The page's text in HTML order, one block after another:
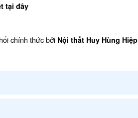
tại đây
chính thức bởi Nội thất Huy Hùng Hiệp